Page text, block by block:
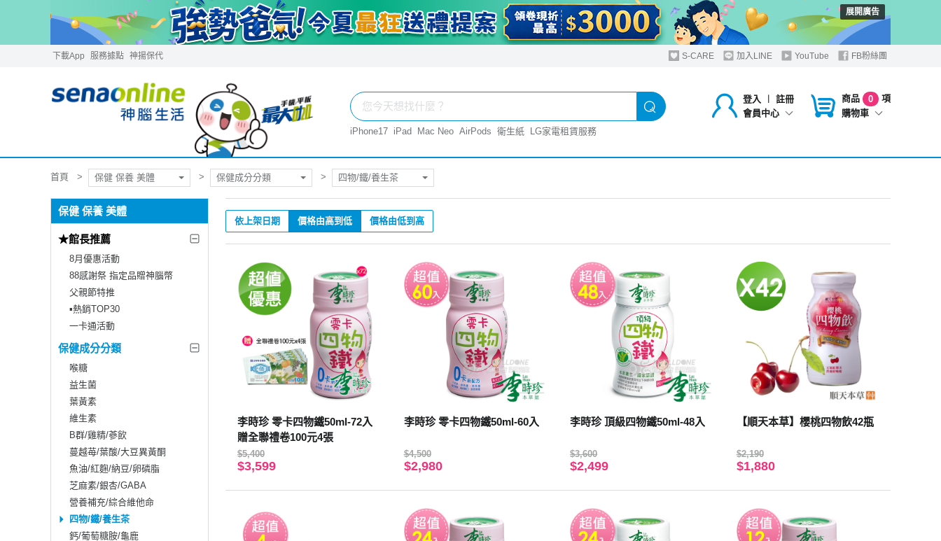
展開廣告
下載App 服務據點 神揚保代 S-CARE 加入LINE YouTube FB粉絲團
登入 ︱
註冊
會員中心
商品 0
項
購物車
iPhone17 iPad Mac Neo AirPods 衛生紙 LG家電租賃服務
首頁 保健 保養 美體 保健成分分類 四物/鐵/養生茶
保健 保養 美體
★館長推薦
8月優惠活動
88感謝祭 指定品贈神腦幣
父親節特推
▪︎熱銷TOP30
一卡通活動
保健成分分類
喉糖
益生菌
葉黃素
維生素
B群/雞精/蔘飲
蔓越苺/葉酸/大豆異黃酮
魚油/紅麴/納豆/卵磷脂
芝麻素/銀杏/GABA
營養補充/綜合維他命
四物/鐵/養生茶
鈣/葡萄糖胺/龜鹿
依上架日期 價格由高到低 價格由低到高
李時珍 零卡四物鐵50ml-72入
贈全聯禮卷100元4張
$5,400
$3,599
李時珍 零卡四物鐵50ml-60入
$4,500
$2,980
李時珍 頂級四物鐵50ml-48入
$3,600
$2,499
【順天本草】櫻桃四物飲42瓶
$2,190
$1,880